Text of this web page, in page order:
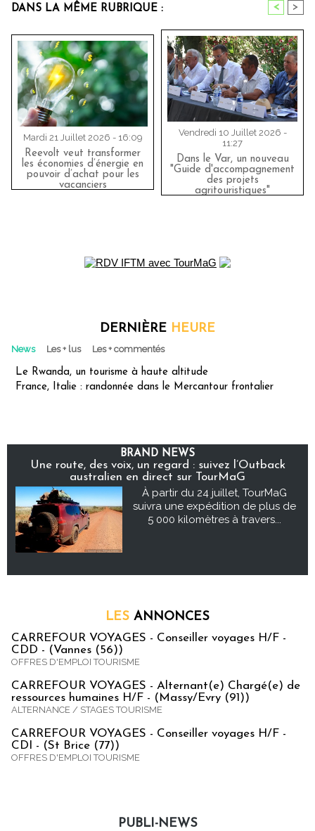
DANS LA MÊME RUBRIQUE : < >
Mardi 21 Juillet 2026 - 16:09
Reevolt veut transformer
les économies d’énergie en
pouvoir d’achat pour les
vacanciers
Vendredi 10 Juillet 2026 -
11:27
Dans le Var, un nouveau
"Guide d'accompagnement
des projets
agritouristiques"
DERNIÈRE HEURE
News Les + lus Les + commentés
Le Rwanda, un tourisme à haute altitude
France, Italie : randonnée dans le Mercantour frontalier
BRAND NEWS
Une route, des voix, un regard : suivez l’Outback
australien en direct sur TourMaG
À partir du 24 juillet, TourMaG
suivra une expédition de plus de
5 000 kilomètres à travers...
LES ANNONCES
CARREFOUR VOYAGES - Conseiller voyages H/F -
CDD - (Vannes (56))
OFFRES D'EMPLOI TOURISME
CARREFOUR VOYAGES - Alternant(e) Chargé(e) de
ressources humaines H/F - (Massy/Evry (91))
ALTERNANCE / STAGES TOURISME
CARREFOUR VOYAGES - Conseiller voyages H/F -
CDI - (St Brice (77))
OFFRES D'EMPLOI TOURISME
PUBLI-NEWS